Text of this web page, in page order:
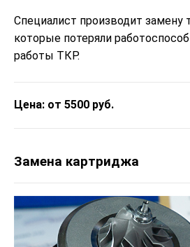
Специалист производит замену
которые потеряли
работы ТКР.
Цена: от 5500 руб.
Замена картриджа